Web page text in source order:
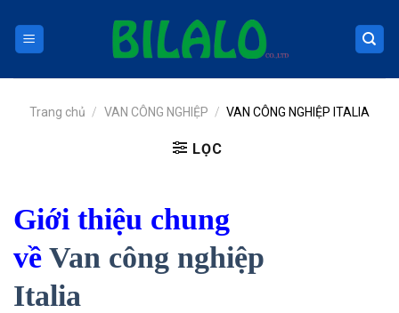
content
Trang chủ / VAN CÔNG NGHIỆP / VAN CÔNG NGHIỆP ITALIA
LỌC
Giới thiệu chung
về Van công nghiệp
Italia